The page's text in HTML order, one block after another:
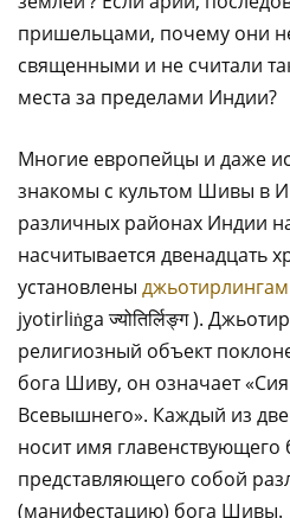
пришельцами, почему они
священными и не считали
места за пределами Индии?
Многие европейцы и даже
знакомы с культом Шивы в
различных районах Индии
насчитывается двенадцать
установлены
jyotirliṅga ज्योतिर्लिङ्ग ).
религиозный объект
бога Шиву, он означает
Всевышнего». Каждый из
носит имя главенствующего
представляющего собой
(манифестацию) бога Шивы.